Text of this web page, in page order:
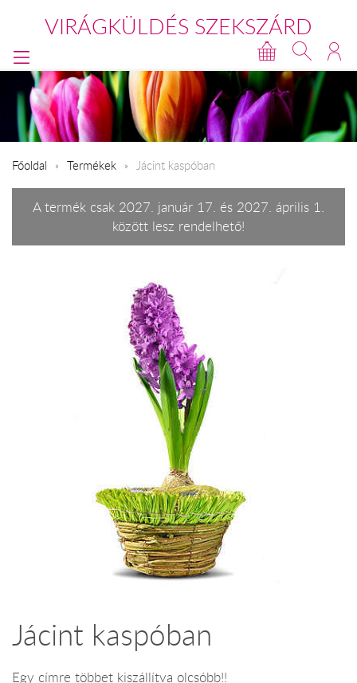
VIRÁGKÜLDÉS SZEKSZÁRD
Főoldal Termékek Jácint kaspóban
A termék csak 2027. január 17. és 2027. április 1.
között lesz rendelhető!
Jácint kaspóban
Egy címre többet kiszállítva olcsóbb!!